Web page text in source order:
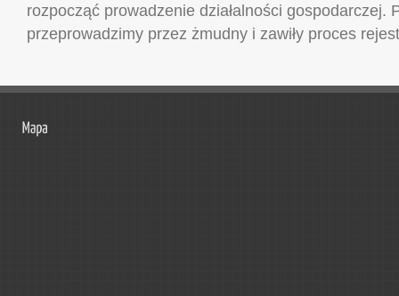
rozpocząć prowadzenie działalności gospodarczej.
przeprowadzimy przez żmudny i zawiły proces